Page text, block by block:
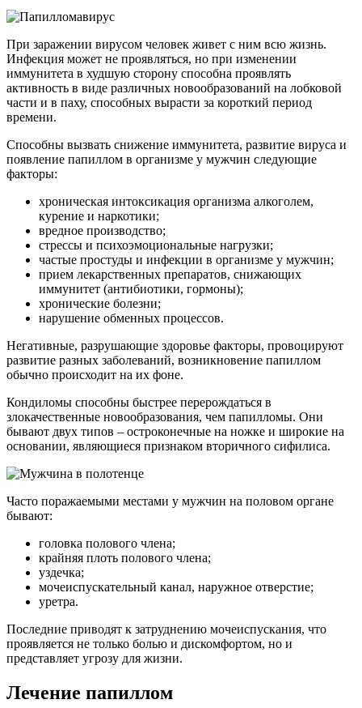
При заражении вирусом человек живет с ним всю жизнь.
Инфекция может не проявляться, но при изменении
иммунитета в худшую сторону способна проявлять
активность в виде различных новообразований на лобковой
части и в паху, способных вырасти за короткий период
времени.
Способны вызвать снижение иммунитета, развитие вируса и
появление папиллом в организме у мужчин следующие
факторы:
хроническая интоксикация организма алкоголем,
курение и наркотики;
вредное производство;
стрессы и психоэмоциональные нагрузки;
частые простуды и инфекции в организме у мужчин;
прием лекарственных препаратов, снижающих
иммунитет (антибиотики, гормоны);
хронические болезни;
нарушение обменных процессов.
Негативные, разрушающие здоровье факторы, провоцируют
развитие разных заболеваний, возникновение папиллом
обычно происходит на их фоне.
Кондиломы способны быстрее перерождаться в
злокачественные новообразования, чем папилломы. Они
бывают двух типов – остроконечные на ножке и широкие на
основании, являющиеся признаком вторичного сифилиса.
Часто поражаемыми местами у мужчин на половом органе
бывают:
головка полового члена;
крайняя плоть полового члена;
уздечка;
мочеиспускательный канал, наружное отверстие;
уретра.
Последние приводят к затруднению мочеиспускания, что
проявляется не только болью и дискомфортом, но и
представляет угрозу для жизни.
Лечение папиллом